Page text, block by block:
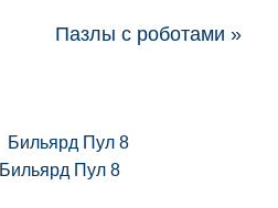
Пазлы с роботами »
Бильярд Пул 8